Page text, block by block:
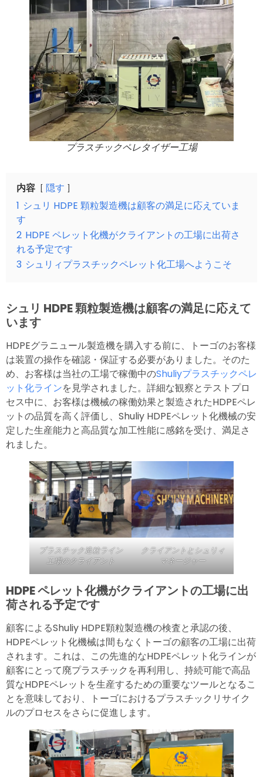
プラスチックペレタイザー工場
内容
隠す
1 シュリ HDPE 顆粒製造機は顧客の満足に応えていま
す
2 HDPE ペレット化機がクライアントの工場に出荷さ
れる予定です
3 シュリィプラスチックペレット化工場へようこそ
シュリ HDPE 顆粒製造機は顧客の満足に応えて
います
HDPEグラニュール製造機を購入する前に、トーゴのお客様
は装置の操作を確認・保証する必要がありました。そのた
め、お客様は当社の工場で稼働中のShuliyプラスチックペレ
ット化ラインを見学されました。詳細な観察とテストプロ
セス中に、お客様は機械の稼働効果と製造されたHDPEペレ
ットの品質を高く評価し、Shuliy HDPEペレット化機械の安
定した生産能力と高品質な加工性能に感銘を受け、満足さ
れました。
プラスチック造粒ライン
工場のクライアント
クライアントとシュリィ
マネージャー
HDPE ペレット化機がクライアントの工場に出
荷される予定です
顧客によるShuliy HDPE顆粒製造機の検査と承認の後、
HDPEペレット化機械は間もなくトーゴの顧客の工場に出荷
されます。これは、この先進的なHDPEペレット化ラインが
顧客にとって廃プラスチックを再利用し、持続可能で高品
質なHDPEペレットを生産するための重要なツールとなるこ
とを意味しており、トーゴにおけるプラスチックリサイク
ルのプロセスをさらに促進します。